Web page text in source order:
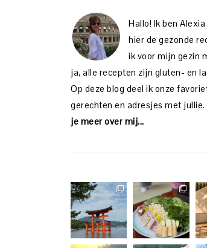
Hallo! Ik ben
hier de gezonde
ik voor mijn gezin
ja, alle recepten zijn gluten- en
Op deze blog deel ik onze
gerechten en adresjes met jullie.
je meer over mij...